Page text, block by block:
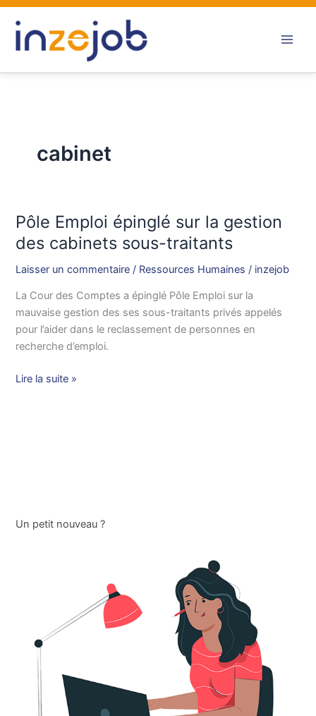
Aller
contenu
cabinet
Pôle Emploi épinglé sur la gestion
des cabinets sous-traitants
Laisser un commentaire / Ressources Humaines / inzejob
La Cour des Comptes a épinglé Pôle Emploi sur la
mauvaise gestion des ses sous-traitants privés appelés
pour l’aider dans le reclassement de personnes en
recherche d’emploi.
Pôle
Emploi
épinglé
sur
cabinets
traitants
Lire la suite »
Un petit nouveau ?